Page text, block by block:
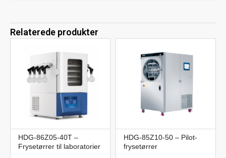
Relaterede produkter
HDG-86Z05-40T –
Frysetørrer til laboratorier
HDG-85Z10-50 – Pilot-
frysetørrer